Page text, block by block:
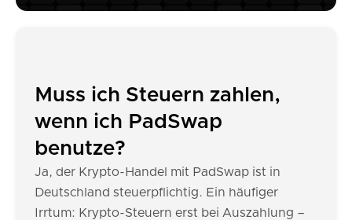
Muss ich Steuern zahlen,
wenn ich PadSwap
benutze?
Ja, der Krypto-Handel mit PadSwap ist in
Deutschland steuerpflichtig. Ein häufiger
Irrtum: Krypto-Steuern erst bei Auszahlung –